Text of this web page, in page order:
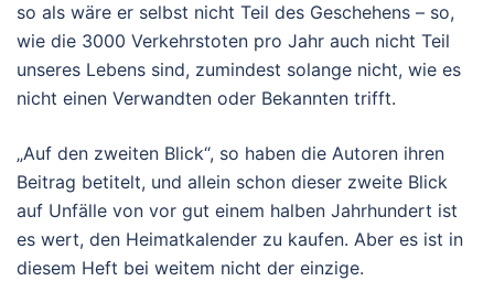
so als wäre er selbst nicht Teil des Geschehens – so,
wie die 3000 Verkehrstoten pro Jahr auch nicht Teil
unseres Lebens sind, zumindest solange nicht, wie es
nicht einen Verwandten oder Bekannten trifft.
„Auf den zweiten Blick“, so haben die Autoren ihren
Beitrag betitelt, und allein schon dieser zweite Blick
auf Unfälle von vor gut einem halben Jahrhundert ist
es wert, den Heimatkalender zu kaufen. Aber es ist in
diesem Heft bei weitem nicht der einzige.